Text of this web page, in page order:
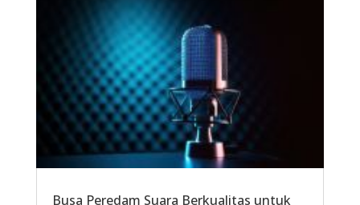
Busa Peredam Suara Berkualitas untuk